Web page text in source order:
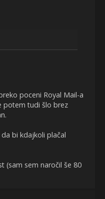
poceni Royal Mail-a
potem tudi šlo brez
bi kdajkoli plačal
(sam sem naročil še 80